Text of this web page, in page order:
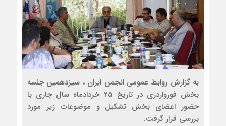
به گزارش روابط عمومی انجمن ایران ، سیزدهمین جلسه
بخش فورواردری در تاریخ 25 خردادماه سال جاری با
حضور اعضای بخش تشکیل و موضوعات زیر مورد
بررسی قرار گرفت.